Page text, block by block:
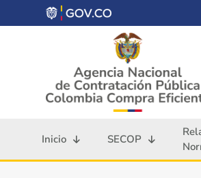
Inicio SECOP